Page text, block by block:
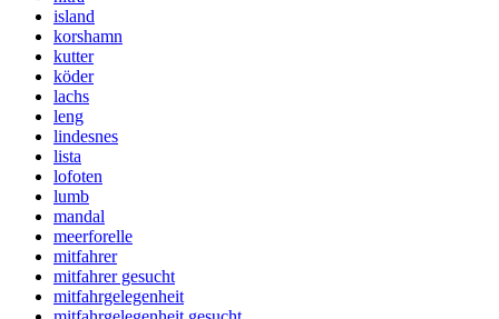
island
korshamn
kutter
köder
lachs
leng
lindesnes
lista
lofoten
lumb
mandal
meerforelle
mitfahrer
mitfahrer gesucht
mitfahrgelegenheit